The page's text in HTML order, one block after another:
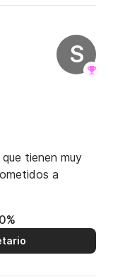
150HP,
flexible. Pero al
no recibió
que pagara de
solucionó
el propietario y
agradable tener
S
tienen muy
a